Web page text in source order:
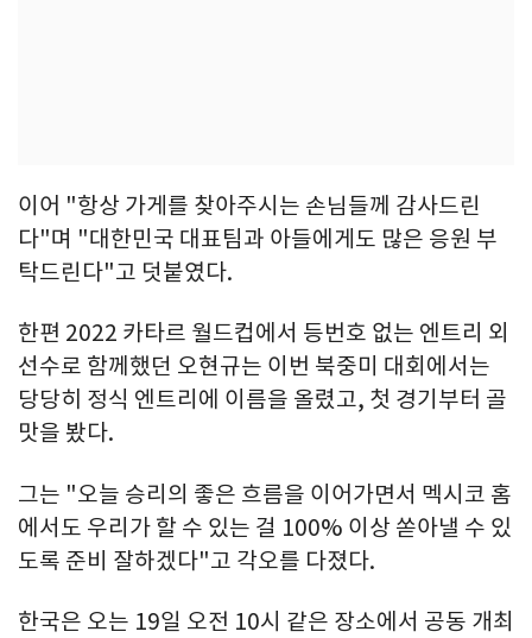
이어 "항상 가게를 찾아주시는 손님들께 감사드린
다"며 "대한민국 대표팀과 아들에게도 많은 응원 부
탁드린다"고 덧붙였다.
한편 2022 카타르 월드컵에서 등번호 없는 엔트리 외
선수로 함께했던 오현규는 이번 북중미 대회에서는
당당히 정식 엔트리에 이름을 올렸고, 첫 경기부터 골
맛을 봤다.
그는 "오늘 승리의 좋은 흐름을 이어가면서 멕시코 홈
에서도 우리가 할 수 있는 걸 100% 이상 쏟아낼 수 있
도록 준비 잘하겠다"고 각오를 다졌다.
한국은 오는 19일 오전 10시 같은 장소에서 공동 개최